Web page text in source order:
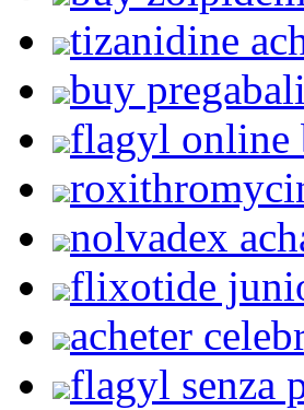
tizanidine
buy
flagyl online
nolvadex
flixotide
acheter
flagyl senza